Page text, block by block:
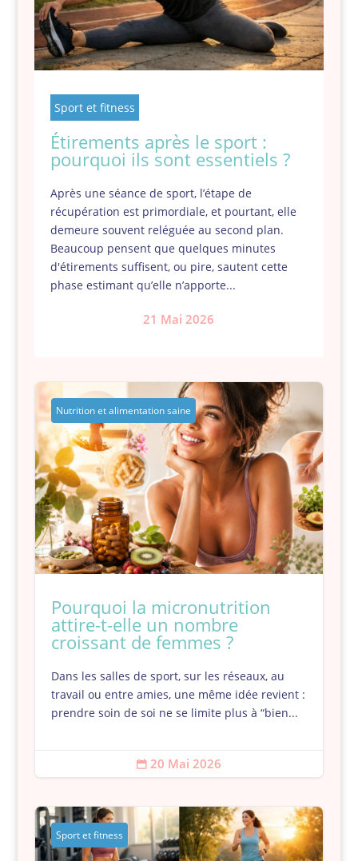
Sport et fitness
Étirements après le sport :
pourquoi ils sont essentiels ?
Après une séance de sport, l’étape de
récupération est primordiale, et pourtant, elle
demeure souvent reléguée au second plan.
Beaucoup pensent que quelques minutes
d'étirements suffisent, ou pire, sautent cette
phase estimant qu’elle n’apporte...
21 Mai 2026
Nutrition et alimentation saine
Pourquoi la micronutrition
attire-t-elle un nombre
croissant de femmes ?
Dans les salles de sport, sur les réseaux, au
travail ou entre amies, une même idée revient :
prendre soin de soi ne se limite plus à “bien...
 20 Mai 2026
Sport et fitness